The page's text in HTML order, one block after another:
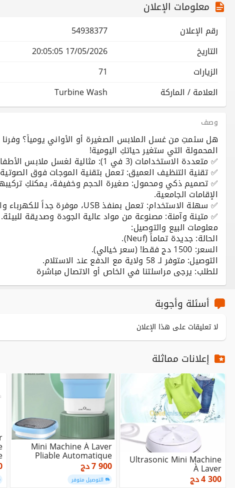
معلومات الإعلان
رقم الإعلان
54938377
التاريخ
17/05/2026 20:05:05
الزيارات
71
العلامة / الماركة
Turbine Wash
وصف
✅ تصميم ذكي ومحمول: صغيرة الحجم وخفيفة، يمكنكِ
للطلب: يرجى مراسلتنا في الخاص أو الاتصال مباشرة ‏‪‬‏‏‪
أسئلة وأجوبة
لا تعليقات على هذا الإعلان
إعلانات مماثلة
Ultrasonic Mini Machine
À Laver
4 300دج
Mini Machine À Laver
Pliable Automatique
7 900دج
التوصيل متوفر